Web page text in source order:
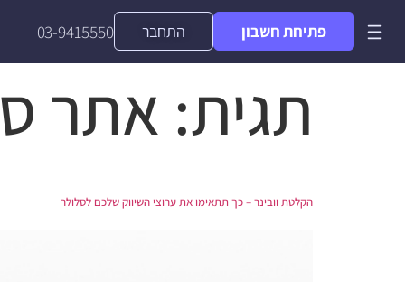
03-9415550 התחבר פתיחת חשבון
תגית: אתר
הקלטת וובינר – כך תתאימו את ערוצי השיווק שלכם לסלולר